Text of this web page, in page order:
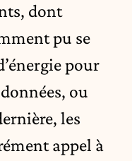
dont
pu se
pour
ou
les
appel à